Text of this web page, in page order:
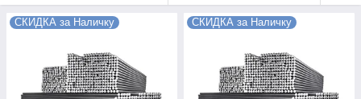
СКИДКА за Наличку СКИДКА за Наличку